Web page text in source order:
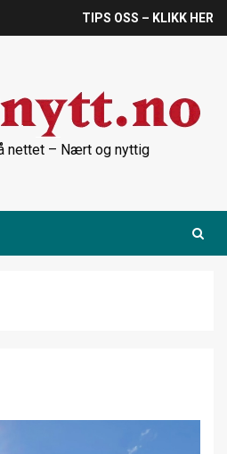
TIPS OSS – KLIKK HER
nettet – Nært og nyttig